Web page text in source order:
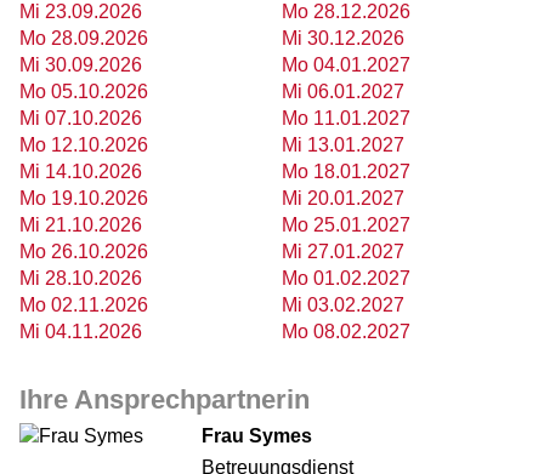
Mi 23.09.2026
Mo 28.09.2026
Mi 30.09.2026
Mo 05.10.2026
Mi 07.10.2026
Mo 12.10.2026
Mi 14.10.2026
Mo 19.10.2026
Mi 21.10.2026
Mo 26.10.2026
Mi 28.10.2026
Mo 02.11.2026
Mi 04.11.2026
Mo 28.12.2026
Mi 30.12.2026
Mo 04.01.2027
Mi 06.01.2027
Mo 11.01.2027
Mi 13.01.2027
Mo 18.01.2027
Mi 20.01.2027
Mo 25.01.2027
Mi 27.01.2027
Mo 01.02.2027
Mi 03.02.2027
Mo 08.02.2027
Ihre Ansprechpartnerin
Frau Symes
Betreuungsdienst